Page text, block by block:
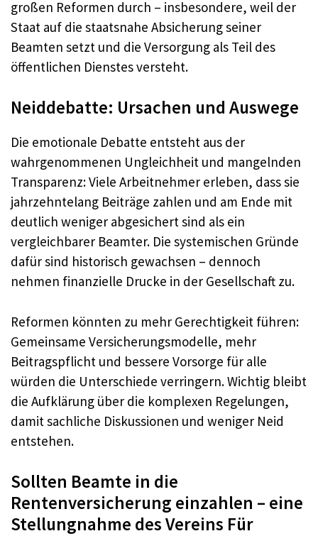
großen Reformen durch – insbesondere, weil der
Staat auf die staatsnahe Absicherung seiner
Beamten setzt und die Versorgung als Teil des
öffentlichen Dienstes versteht.
Neiddebatte: Ursachen und Auswege
Die emotionale Debatte entsteht aus der
wahrgenommenen Ungleichheit und mangelnden
Transparenz: Viele Arbeitnehmer erleben, dass sie
jahrzehntelang Beiträge zahlen und am Ende mit
deutlich weniger abgesichert sind als ein
vergleichbarer Beamter. Die systemischen Gründe
dafür sind historisch gewachsen – dennoch
nehmen finanzielle Drucke in der Gesellschaft zu.
Reformen könnten zu mehr Gerechtigkeit führen:
Gemeinsame Versicherungsmodelle, mehr
Beitragspflicht und bessere Vorsorge für alle
würden die Unterschiede verringern. Wichtig bleibt
die Aufklärung über die komplexen Regelungen,
damit sachliche Diskussionen und weniger Neid
entstehen.
Sollten Beamte in die
Rentenversicherung einzahlen – eine
Stellungnahme des Vereins Für